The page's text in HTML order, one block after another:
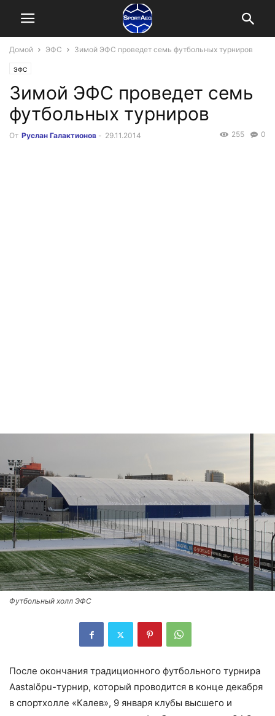
Домой ЭФС Зимой ЭФС проведет семь футбольных турниров
ЭФС
Зимой ЭФС проведет семь
футбольных турниров
От Руслан Галактионов - 29.11.2014 0
255
Футбольный холл ЭФС
После окончания традиционного футбольного турнира
Aastalõpu-турнир, который проводится в конце декабря
в спортхолле «Калев», 9 января клубы высшего и